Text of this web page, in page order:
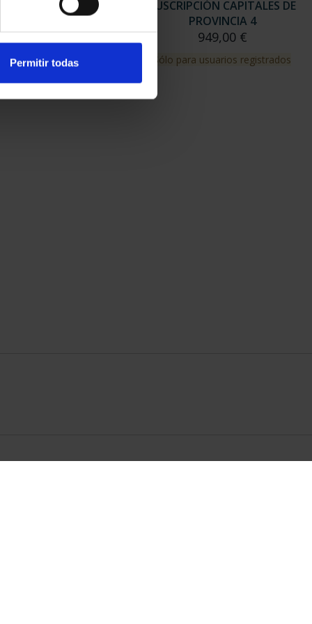
Permitir todas
CAPITALES DE
PROVINCIA 3
949,00 €
para usuarios registrados
SUSCRIPCIÓN CAPITALES DE
PROVINCIA 4
949,00 €
Sólo para usuarios registrados